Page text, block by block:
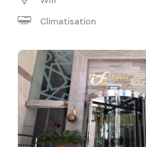
Climatisation